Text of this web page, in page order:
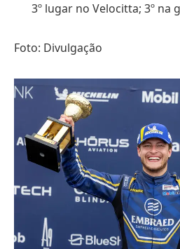
3º lugar no Velocitta; 3º na
Foto: Divulgação